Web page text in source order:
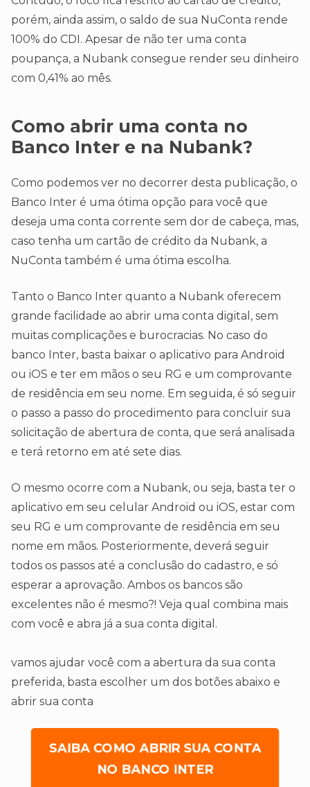
porém, ainda assim, o saldo de sua NuConta rende
100% do CDI. Apesar de não ter uma conta
poupança, a Nubank consegue render seu dinheiro
com 0,41% ao mês.
Como abrir uma conta no
Banco Inter e na Nubank?
Como podemos ver no decorrer desta publicação, o
Banco Inter é uma ótima opção para você que
deseja uma conta corrente sem dor de cabeça, mas,
caso tenha um cartão de crédito da Nubank, a
NuConta também é uma ótima escolha.
Tanto o Banco Inter quanto a Nubank oferecem
grande facilidade ao abrir uma conta digital, sem
muitas complicações e burocracias. No caso do
banco Inter, basta baixar o aplicativo para Android
ou iOS e ter em mãos o seu RG e um comprovante
de residência em seu nome. Em seguida, é só seguir
o passo a passo do procedimento para concluir sua
solicitação de abertura de conta, que será analisada
e terá retorno em até sete dias.
O mesmo ocorre com a Nubank, ou seja, basta ter o
aplicativo em seu celular Android ou iOS, estar com
seu RG e um comprovante de residência em seu
nome em mãos. Posteriormente, deverá seguir
todos os passos até a conclusão do cadastro, e só
esperar a aprovação. Ambos os bancos são
excelentes não é mesmo?! Veja qual combina mais
com você e abra já a sua conta digital.
vamos ajudar você com a abertura da sua conta
preferida, basta escolher um dos botões abaixo e
abrir sua conta
SAIBA COMO ABRIR SUA CONTA
NO BANCO INTER